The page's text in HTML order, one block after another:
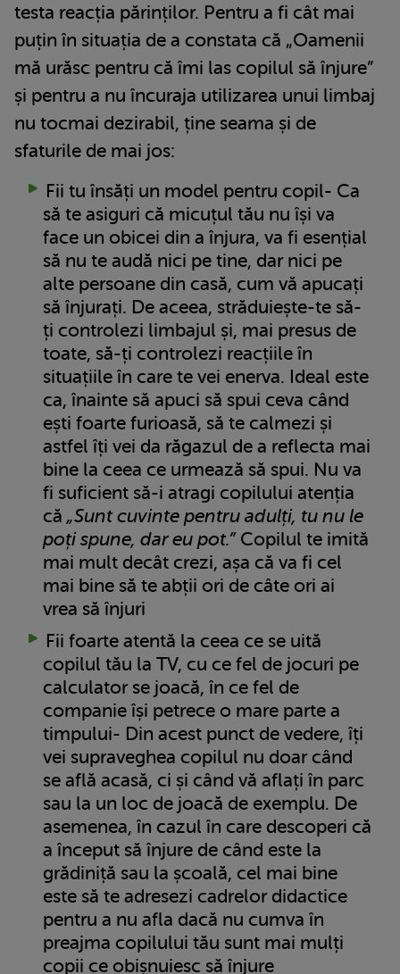
testa reacția părinților. Pentru a fi cât mai
puțin în situația de a constata că „Oamenii
mă urăsc pentru că îmi las copilul să înjure”
și pentru a nu încuraja utilizarea unui limbaj
nu tocmai dezirabil, ține seama și de
sfaturile de mai jos:
Fii tu însăți un model pentru copil- Ca
să te asiguri că micuțul tău nu își va
face un obicei din a înjura, va fi esențial
să nu te audă nici pe tine, dar nici pe
alte persoane din casă, cum vă apucați
să înjurați. De aceea, străduiește-te să-
ți controlezi limbajul și, mai presus de
toate, să-ți controlezi reacțiile în
situațiile în care te vei enerva. Ideal este
ca, înainte să apuci să spui ceva când
ești foarte furioasă, să te calmezi și
astfel îți vei da răgazul de a reflecta mai
bine la ceea ce urmează să spui. Nu va
fi suficient să-i atragi copilului atenția
că „Sunt cuvinte pentru adulți, tu nu le
poți spune, dar eu pot.”Copilul te imită
mai mult decât crezi, așa că va fi cel
mai bine să te abții ori de câte ori ai
vrea să înjuri
Fii foarte atentă la ceea ce se uită
copilul tău la TV, cu ce fel de jocuri pe
calculator se joacă, în ce fel de
companie își petrece o mare parte a
timpului- Din acest punct de vedere, îți
vei supraveghea copilul nu doar când
se află acasă, ci și când vă aflați în parc
sau la un loc de joacă de exemplu. De
asemenea, în cazul în care descoperi că
a început să înjure de când este la
grădiniță sau la școală, cel mai bine
este să te adresezi cadrelor didactice
pentru a nu afla dacă nu cumva în
preajma copilului tău sunt mai mulți
copii ce obișnuiesc să înjure